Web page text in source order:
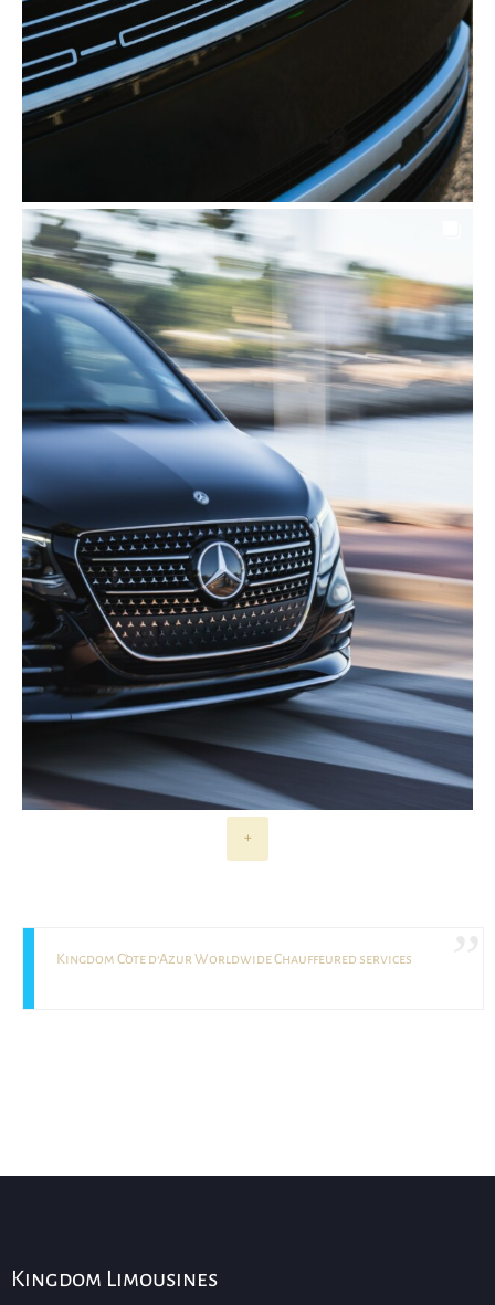
+
Kingdom Côte d’Azur Worldwide Chauffeured services
Kingdom Limousines